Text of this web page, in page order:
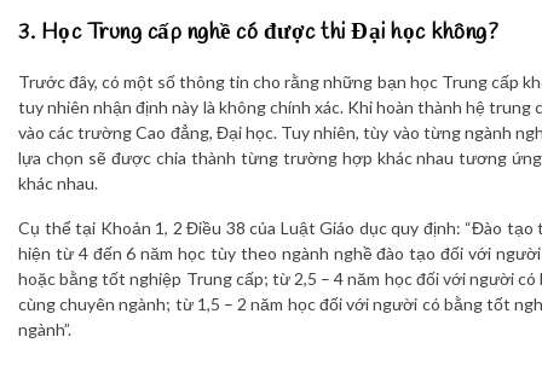
3. Học Trung cấp nghề có được thi Đại học không?
Trước đây, có một số thông tin cho rằng những bạn học Trung cấp
tuy nhiên nhận định này là không chính xác. Khi hoàn thành hệ trung
vào các trường Cao đẳng, Đại học. Tuy nhiên, tùy vào từng ngành
lựa chọn sẽ được chia thành từng trường hợp khác nhau tương
khác nhau.
Cụ thể tại Khoản 1, 2 Điều 38 của Luật Giáo dục quy định: “Đào
hiện từ 4 đến 6 năm học tùy theo ngành nghề đào tạo đối với
hoặc bằng tốt nghiệp Trung cấp; từ 2,5 – 4 năm học đối với người
cùng chuyên ngành; từ 1,5 – 2 năm học đối với người có bằng tốt
ngành”.